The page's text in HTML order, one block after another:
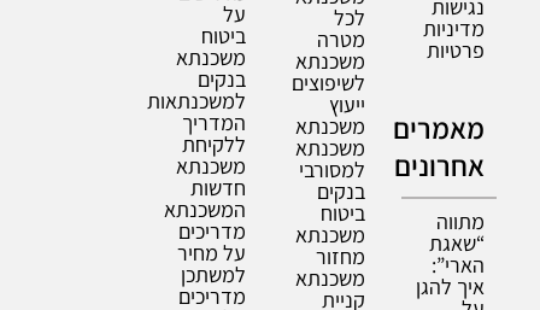
נגישות
מדיניות
פרטיות
מאמרים
אחרונים
מתווה
“שאגת
הארי”:
איך להגן
לכל
מטרה
משכנתא
לשיפוצים
ייעוץ
משכנתא
משכנתא
למסורבי
בנקים
ביטוח
משכנתא
מחזור
משכנתא
קניית
על
ביטוח
משכנתא
בנקים
למשכנתאות
המדריך
ללקיחת
משכנתא
חדשות
המשכנתא
מדריכים
על מחיר
למשתכן
מדריכים